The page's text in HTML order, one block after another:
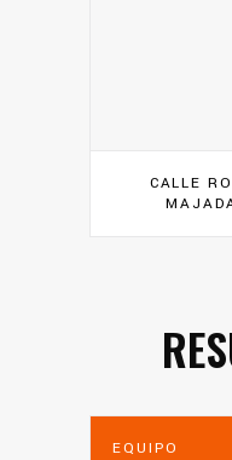
CALLE
EQUIPO